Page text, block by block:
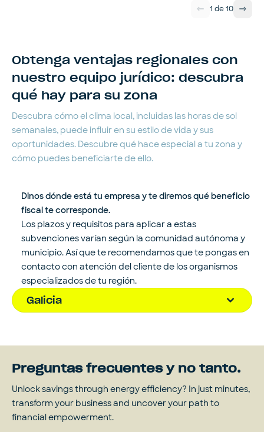
1 de10
Obtenga ventajas regionales con
nuestro equipo jurídico: descubra
qué hay para su zona
Descubra cómo el clima local, incluidas las horas de sol
semanales, puede influir en su estilo de vida y sus
oportunidades. Descubre qué hace especial a tu zona y
cómo puedes beneficiarte de ello.
Dinos dónde está tu empresa y te diremos qué beneficio
fiscal te corresponde.
Los plazos y requisitos para aplicar a estas
subvenciones varían según la comunidad autónoma y
municipio. Así que te recomendamos que te pongas en
contacto con atención del cliente de los organismos
especializados de tu región.
Galicia
Preguntas frecuentes y no tanto.
Unlock savings through energy efficiency? In just minutes,
transform your business and uncover your path to
financial empowerment.